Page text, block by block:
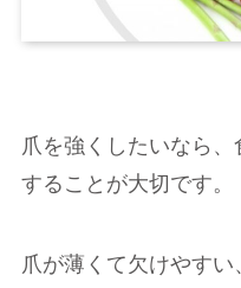
爪を強くしたいなら
することが大切です。
爪が薄くて欠けやす